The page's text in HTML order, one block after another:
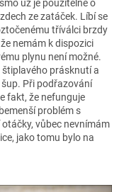
už je použitelné o
ze zatáček. Líbí se
tříválci brzdy
nemám k dispozici
plynu není možné.
prásknutí a
Při podřazování
fakt, že nefunguje
problém s
vůbec nevnímám
jako tomu bylo na